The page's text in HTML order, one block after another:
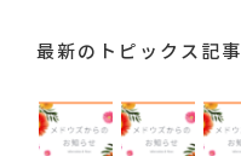
最新のトピックス記事